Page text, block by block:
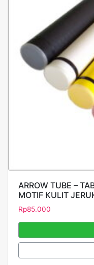
ARROW TUBE –
MOTIF KULIT
Rp85.000